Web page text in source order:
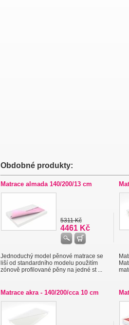
Obdobné produkty:
Matrace almada 140/200/13 cm
5311 Kč
4461 Kč
Jednoduchý model pěnové matrace se
liší od standardního modelu použitím
zónově profilované pěny na jedné st ...
Matrace akra - 140/200/cca 10 cm